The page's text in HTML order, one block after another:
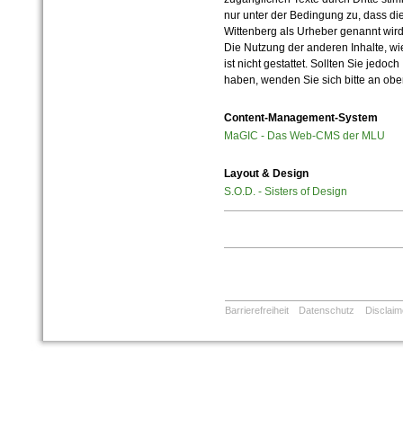
nur unter der Bedingung zu, dass
Wittenberg als Urheber genannt
Die Nutzung der anderen Inhalte,
ist nicht gestattet. Sollten Sie
haben, wenden Sie sich bitte an
Content-Management-System
MaGIC - Das Web-CMS der MLU
Layout & Design
S.O.D. - Sisters of Design
Barrierefreiheit Datenschutz